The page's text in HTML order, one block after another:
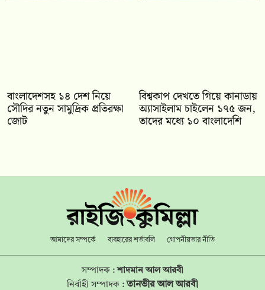
বাংলাদেশসহ ১৪ দেশ নিয়ে
সৌদির নতুন সামুদ্রিক প্রতিরক্ষা
জোট
বিশ্বকাপ দেখতে গিয়ে কানাডায়
অ্যাসাইলাম চাইলেন ১৭৫ জন,
তাদের মধ্যে ১০ বাংলাদেশি
আমাদের সম্পর্কে ব্যবহারের শর্তাবলি গোপনীয়তার নীতি
সম্পাদক :শাদমান আল আরবী
নির্বাহী সম্পাদক :তানভীর আল আরবী